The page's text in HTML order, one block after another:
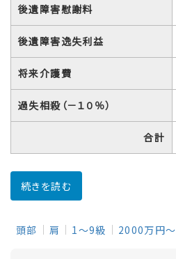
後遺障害慰謝料
後遺障害逸失利益
将来介護費
過失相殺（－１０％）
合計
続きを読む
頭部 肩 1～9級 2000万円～